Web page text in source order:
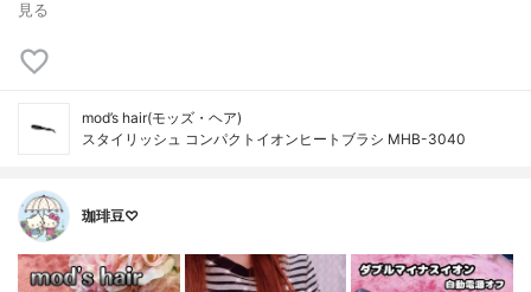
見る
mod’s hair(モッズ・ヘア)
スタイリッシュ コンパクトイオンヒートブラシ MHB-3040
珈琲豆♡